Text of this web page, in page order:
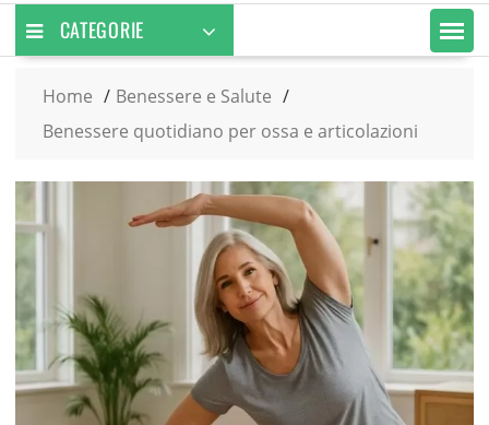
CATEGORIE
Home
Benessere e Salute
Benessere quotidiano per ossa e articolazioni